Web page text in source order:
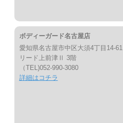
ボディーガード名古屋店
愛知県名古屋市中区大須4丁目14-61
リード上前津Ⅱ 3階
（TEL)052-990-3080
詳細はコチラ